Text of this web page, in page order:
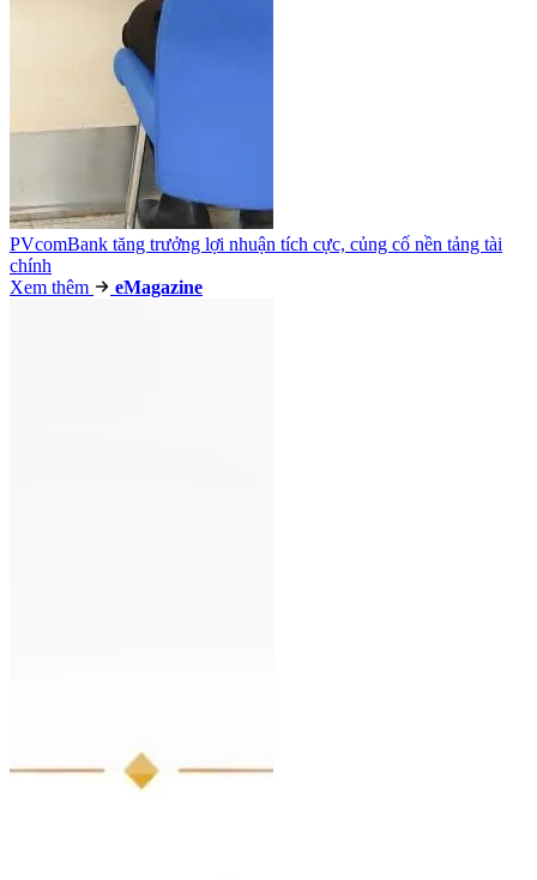
PVcomBank tăng trưởng lợi nhuận tích cực, củng cố nền tảng tài
chính
Xem thêm
eMagazine